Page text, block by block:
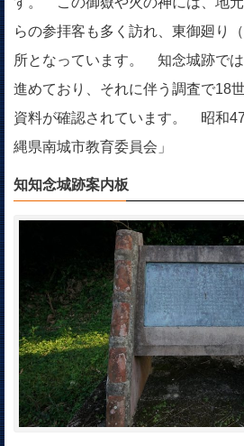
らの参拝客も多く訪れ、東御廻り
所となっています。 知念城跡で
進めており、それに伴う調査で18
資料が確認されています。 昭和
縄県南城市教育委員会」
知知念城跡案内板